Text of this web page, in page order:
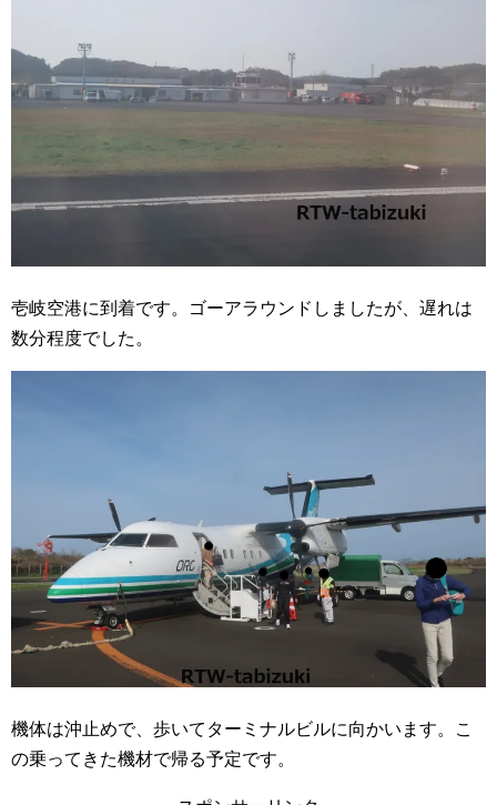
壱岐空港に到着です。ゴーアラウンドしましたが、遅れは
数分程度でした。
機体は沖止めで、歩いてターミナルビルに向かいます。こ
の乗ってきた機材で帰る予定です。